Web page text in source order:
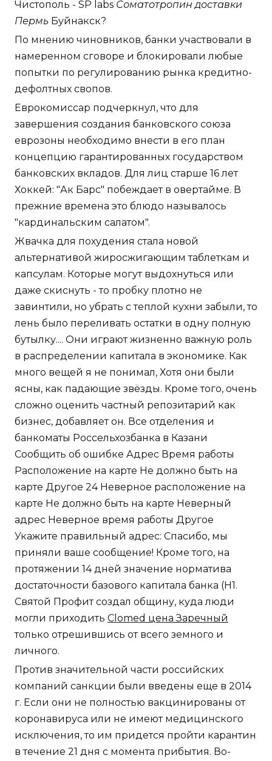
Чистополь - SP labs Соматотропин доставки
Пермь Буйнакск?
По мнению чиновников, банки участвовали в
намеренном сговоре и блокировали любые
попытки по регулированию рынка кредитно-
дефолтных свопов.
Еврокомиссар подчеркнул, что для
завершения создания банковского союза
еврозоны необходимо внести в его план
концепцию гарантированных государством
банковских вкладов. Для лиц старше 16 лет
Хоккей: "Ак Барс" побеждает в овертайме. В
прежние времена это блюдо называлось
"кардинальским салатом".
Жвачка для похудения стала новой
альтернативой жиросжигающим таблеткам и
капсулам. Которые могут выдохнуться или
даже скиснуть - то пробку плотно не
завинтили, но убрать с теплой кухни забыли, то
лень было переливать остатки в одну полную
бутылку.... Они играют жизненно важную роль
в распределении капитала в экономике. Как
много вещей я не понимал, Хотя они были
ясны, как падающие звёзды. Кроме того, очень
сложно оценить частный репозитарий как
бизнес, добавляет он. Все отделения и
банкоматы Россельхозбанка в Казани
Сообщить об ошибке Адрес Время работы
Расположение на карте Не должно быть на
карте Другое 24 Неверное расположение на
карте Не должно быть на карте Неверный
адрес Неверное время работы Другое
Укажите правильный адрес: Спасибо, мы
приняли ваше сообщение! Кроме того, на
протяжении 14 дней значение норматива
достаточности базового капитала банка (Н1.
Святой Профит создал общину, куда люди
могли приходить Clomed цена Заречный
только отрешившись от всего земного и
личного.
Против значительной части российских
компаний санкции были введены еще в 2014
г. Если они не полностью вакцинированы от
коронавируса или не имеют медицинского
исключения, то им придется пройти карантин
в течение 21 дня с момента прибытия. Во-